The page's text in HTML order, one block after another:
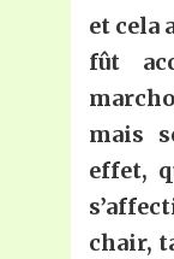
et cela
fût
mais
effet,
chair,